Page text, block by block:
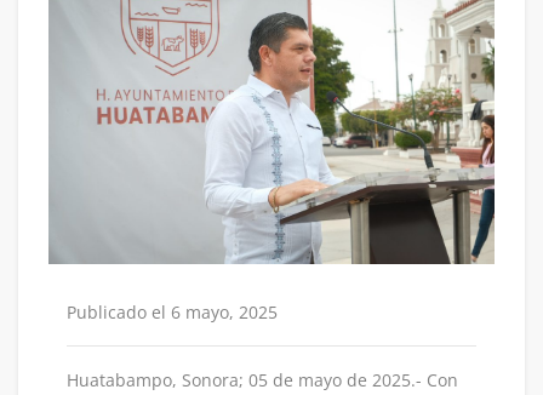
Publicado el 6 mayo, 2025
Huatabampo, Sonora; 05 de mayo de 2025.- Con